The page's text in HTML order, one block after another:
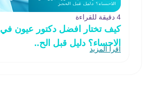
4 دقيقة للقراءة
كيف تختار افضل دكتور عيون في
الاحساء؟ دليل قبل الح..
اقرأ المزيد